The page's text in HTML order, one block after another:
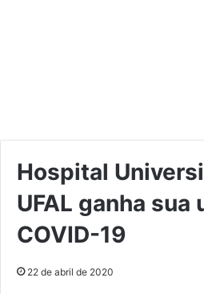
Hospital
UFAL ganha sua
COVID-19
22 de abril de 2020